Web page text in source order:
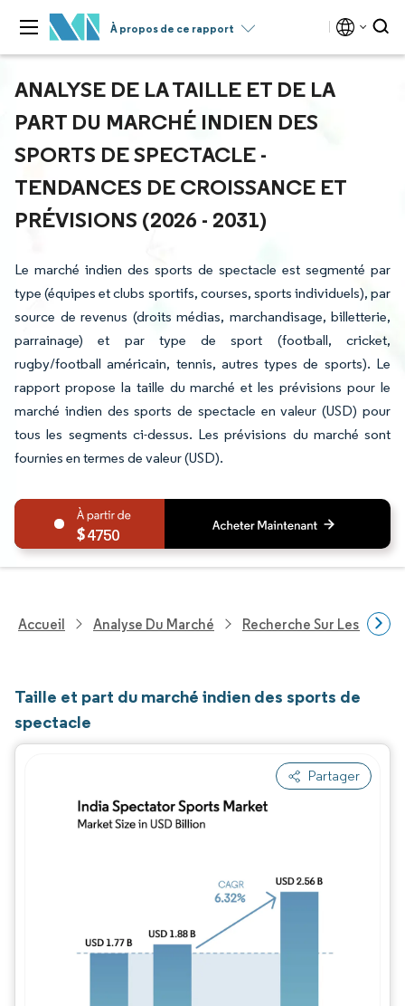
À propos de ce rapport
ANALYSE DE LA TAILLE ET DE LA
PART DU MARCHÉ INDIEN DES
SPORTS DE SPECTACLE -
TENDANCES DE CROISSANCE ET
PRÉVISIONS (2026 - 2031)
Le marché indien des sports de spectacle est segmenté par
type (équipes et clubs sportifs, courses, sports individuels), par
source de revenus (droits médias, marchandisage, billetterie,
parrainage) et par type de sport (football, cricket,
rugby/football américain, tennis, autres types de sports). Le
rapport propose la taille du marché et les prévisions pour le
marché indien des sports de spectacle en valeur (USD) pour
tous les segments ci-dessus. Les prévisions du marché sont
fournies en termes de valeur (USD).
4750
Accueil Analyse Du Marché Recherche Sur Les
Taille et part du marché indien des sports de
spectacle
Partager